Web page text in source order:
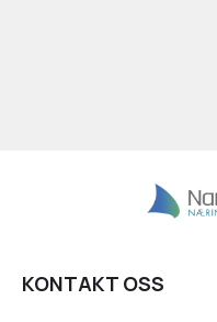
KONTAKT OSS